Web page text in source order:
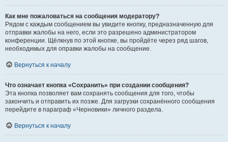
Как мне пожаловаться на сообщения модератору?
Рядом с каждым сообщением вы увидите кнопку, предназначенную для
отправки жалобы на него, если это разрешено администратором
конференции. Щёлкнув по этой кнопке, вы пройдёте через ряд шагов,
необходимых для оправки жалобы на сообщение.
Вернуться к началу
Что означает кнопка «Сохранить» при создании сообщения?
Эта кнопка позволяет вам сохранять сообщения для того, чтобы
закончить и отправить их позже. Для загрузки сохранённого сообщения
перейдите в параграф «Черновики» личного раздела.
Вернуться к началу